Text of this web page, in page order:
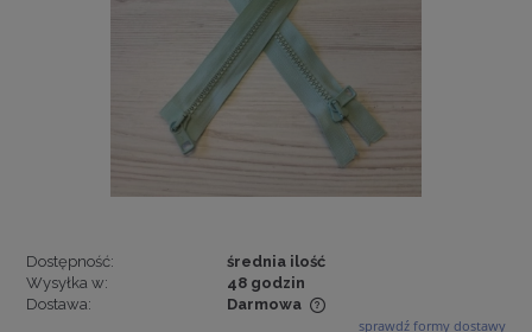
Dostępność:
średnia ilość
Wysyłka w:
48 godzin
Dostawa:
Darmowa
sprawdź formy dostawy